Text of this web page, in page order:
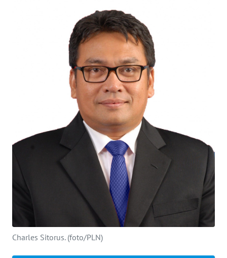
Charles Sitorus. (foto/PLN)
TENTANG
KAMI
MEDIA
SIBER